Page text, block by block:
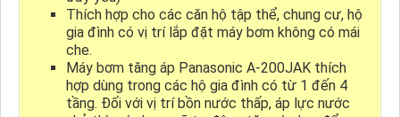
Thích hợp cho các căn hộ tập thể, chung cư, hộ
gia đình có vị trí lắp đặt máy bơm không có mái
che.
Máy bơm tăng áp Panasonic A-200JAK thích
hợp dùng trong các hộ gia đình có từ 1 đến 4
tầng. Đối với vị trí bồn nước thấp, áp lực nước